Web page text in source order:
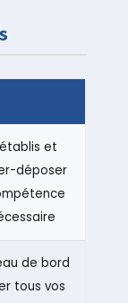
et
déposer
de bord
tous vos